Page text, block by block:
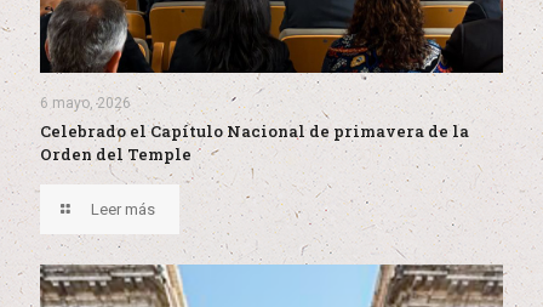
6 mayo, 2026
Celebrado el Capítulo Nacional de primavera de la
Orden del Temple
Leer más